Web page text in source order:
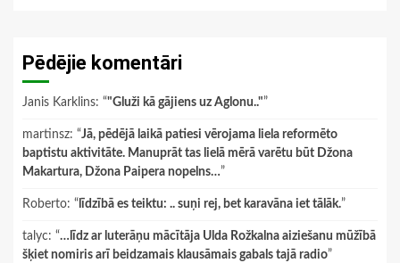
Pēdējie komentāri
Janis Karklins: “"Gluži kā gājiens uz Aglonu.."”
martinsz: “Jā, pēdējā laikā patiesi vērojama liela reformēto
baptistu aktivitāte. Manuprāt tas lielā mērā varētu būt Džona
Makartura, Džona Paipera nopelns…”
Roberto: “ līdzībā es teiktu: .. suņi rej, bet karavāna iet tālāk.”
talyc: “…līdz ar luterāņu mācītāja Ulda Rožkalna aiziešanu mūžībā
šķiet nomiris arī beidzamais klausāmais gabals tajā radio”